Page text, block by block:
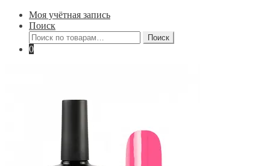
Моя учётная запись
Поиск
Искать:
Поиск
0